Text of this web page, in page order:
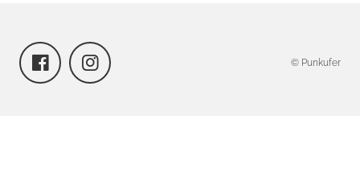
© Punkufer